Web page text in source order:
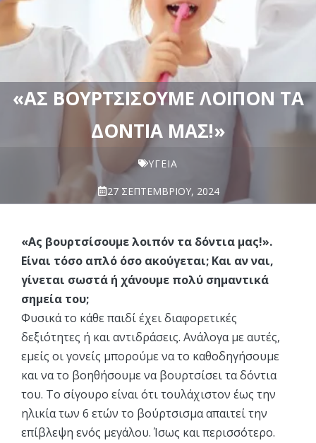
«ΑΣ ΒΟΥΡΤΣΊΣΟΥΜΕ ΛΟΙΠΌΝ ΤΑ
ΔΌΝΤΙΑ ΜΑΣ!»
ΥΓΕΊΑ
27 ΣΕΠΤΕΜΒΡΊΟΥ, 2024
«Ας βουρτσίσουμε λοιπόν τα δόντια μας!».
Είναι τόσο απλό όσο ακούγεται; Και αν ναι,
γίνεται σωστά ή χάνουμε πολύ σημαντικά
σημεία του;
Φυσικά το κάθε παιδί έχει διαφορετικές
δεξιότητες ή και αντιδράσεις. Ανάλογα με αυτές,
εμείς οι γονείς μπορούμε να το καθοδηγήσουμε
και να το βοηθήσουμε να βουρτσίσει τα δόντια
του. Το σίγουρο είναι ότι τουλάχιστον έως την
ηλικία των 6 ετών το βούρτσισμα απαιτεί την
επίβλεψη ενός μεγάλου. Ίσως και περισσότερο.